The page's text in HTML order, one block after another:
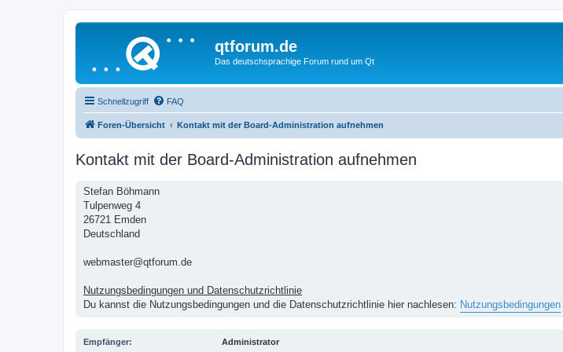
qtforum.de
Das deutschsprachige Forum rund um Qt
Schnellzugriff FAQ
Foren-Übersicht Kontakt mit der Board-Administration aufnehmen
Kontakt mit der Board-Administration aufnehmen
Stefan Böhmann
Tulpenweg 4
26721 Emden
Deutschland
webmaster@qtforum.de
Nutzungsbedingungen und Datenschutzrichtlinie
Du kannst die Nutzungsbedingungen und die Datenschutzrichtlinie hier nachlesen: Nutzungsbedingungen
Empfänger: Administrator